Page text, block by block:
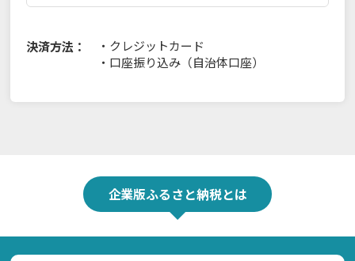
決済方法： ・ クレジットカード
・ 口座振り込み（自治体口座）
企業版ふるさと納税とは